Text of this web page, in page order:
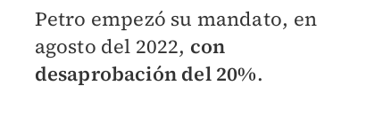
Petro empezó su mandato, en
agosto del 2022, con
desaprobación del 20%.